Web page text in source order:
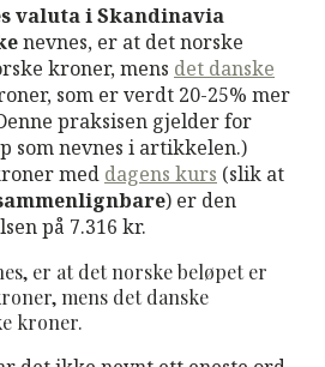
valuta i Skandinavia
nevnes, er at det norske
kroner, mens det danske
som er verdt 20-25% mer
praksisen gjelder for
som nevnes i artikkelen.)
med dagens kurs (slik at
) er den
på 7.316 kr.
er at det norske beløpet er
mens det danske
kroner.